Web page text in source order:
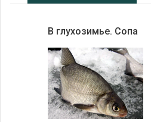
В глухозимье. Сопа